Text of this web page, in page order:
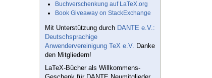
Buchverschenkung auf LaTeX.org
Book Giveaway on StackExchange
Mit Unterstützung durch DANTE e.V.:
Deutschsprachige
Anwendervereinigung TeX e.V. Danke
den Mitgliedern!
LaTeX-Bücher als Willkommens-